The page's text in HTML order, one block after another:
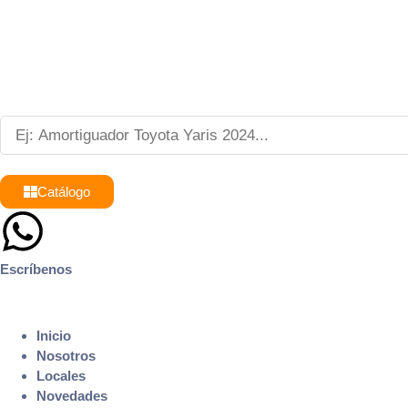
Catálogo
Escríbenos
Inicio
Nosotros
Locales
Novedades